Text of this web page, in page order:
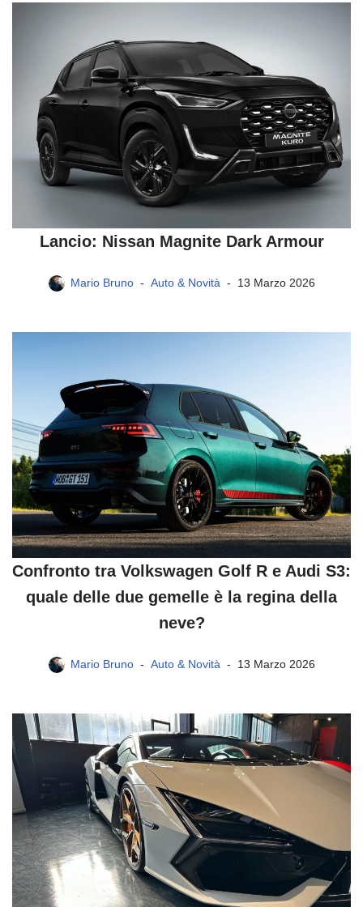
Lancio: Nissan Magnite Dark Armour
Mario Bruno Auto & Novità 13 Marzo 2026
Confronto tra Volkswagen Golf R e Audi S3:
quale delle due gemelle è la regina della
neve?
Mario Bruno Auto & Novità 13 Marzo 2026